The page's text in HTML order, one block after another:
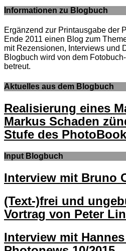
Informationen zu Blogbuch
Ergänzend zur Printausgabe der
Ende 2011 einen Blog zum
mit Rezensionen, Interviews und
Blogbuch wird von dem
betreut.
Aktuelles aus dem Blogbuch
Realisierung eines
Markus Schaden
Stufe des
Input Blogbuch
Interview mit Bruno
(Text-)frei und
Vortrag von Peter
Interview mit